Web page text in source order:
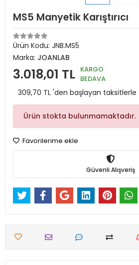
MS5 Manyetik Karıştırıcı
Ürün Kodu: JNB.MS5
Marka: JOANLAB
3.018,01 TL KARGO
BEDAVA
309,70 TL 'den başlayan taksitlerle
Ürün stokta bulunmamaktadır.
Favorilerime ekle
Güvenli Alışveriş